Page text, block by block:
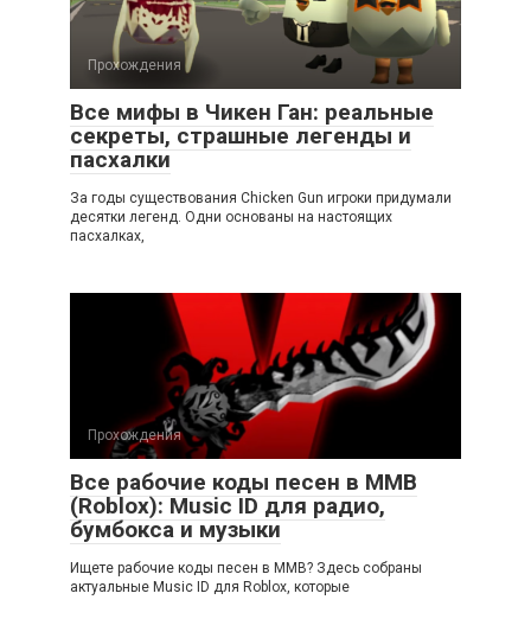
Прохождения
Все мифы в Чикен Ган: реальные
секреты, страшные легенды и
пасхалки
За годы существования Chicken Gun игроки придумали
десятки легенд. Одни основаны на настоящих
пасхалках,
Прохождения
Все рабочие коды песен в ММВ
(Roblox): Music ID для радио,
бумбокса и музыки
Ищете рабочие коды песен в ММВ? Здесь собраны
актуальные Music ID для Roblox, которые